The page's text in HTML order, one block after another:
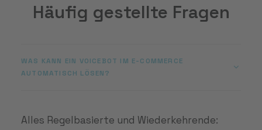
Häufig gestellte Fragen
WAS KANN EIN VOICEBOT IM E-COMMERCE
AUTOMATISCH LÖSEN?
Alles Regelbasierte und Wiederkehrende: